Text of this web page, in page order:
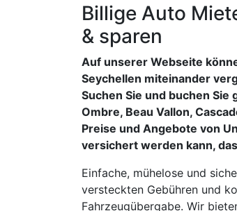
Billige Auto
& sparen
Auf unserer Webseite
Seychellen miteinander
Suchen Sie und buchen Sie
Ombre, Beau Vallon,
Preise und Angebote von
versichert werden kann,
Einfache, mühelose und
versteckten Gebühren und
Fahrzeugübergabe. Wir